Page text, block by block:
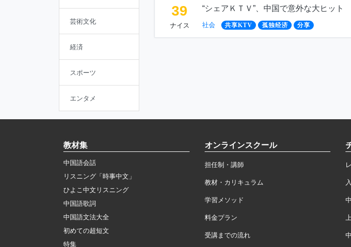
芸術文化
経済
スポーツ
エンタメ
39
ナイス
“シェアＫＴＶ”、中国で意外な大ヒット
社会 共享KTV 孤独经济 分享
教材集
中国語会話
リスニング「時事中文」
ひよこ中文リスニング
中国語歌詞
中国語文法大全
初めての超短文
特集
オンラインスクール
担任制・講師
教材・カリキュラム
学習メソッド
料金プラン
受講までの流れ